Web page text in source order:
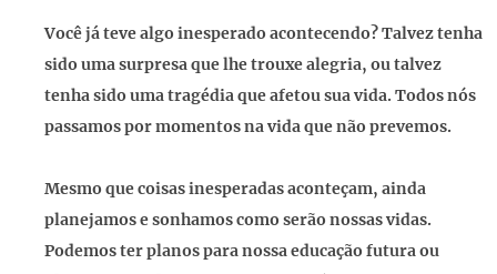
Você já teve algo inesperado acontecendo? Talvez tenha
sido uma surpresa que lhe trouxe alegria, ou talvez
tenha sido uma tragédia que afetou sua vida. Todos nós
passamos por momentos na vida que não prevemos.
Mesmo que coisas inesperadas aconteçam, ainda
planejamos e sonhamos como serão nossas vidas.
Podemos ter planos para nossa educação futura ou